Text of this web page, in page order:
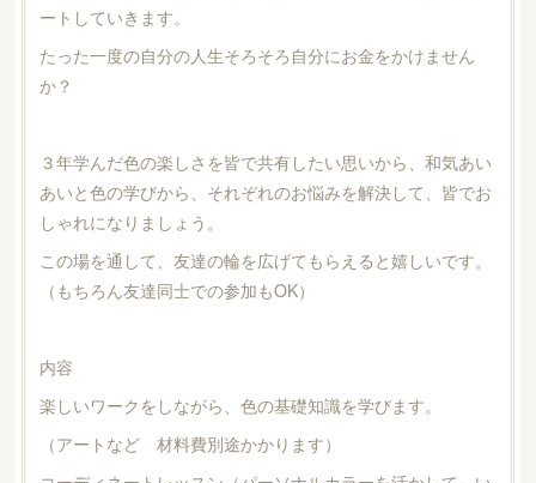
ートしていきます。
たった一度の自分の人生そろそろ自分にお金をかけません
か？
３年学んだ色の楽しさを皆で共有したい思いから、和気あい
あいと色の学びから、それぞれのお悩みを解決して、皆でお
しゃれになりましょう。
この場を通して、友達の輪を広げてもらえると嬉しいです。
（もちろん友達同士での参加もOK）
内容
楽しいワークをしながら、色の基礎知識を学びます。
（アートなど 材料費別途かかります）